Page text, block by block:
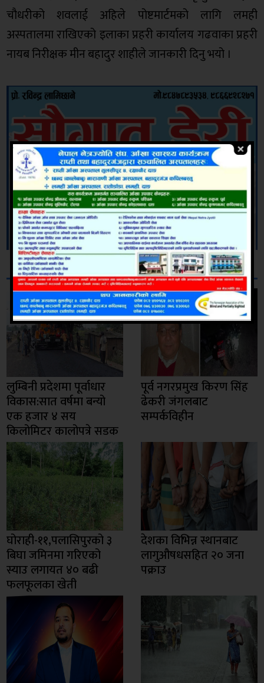
चौधरीको शवलाई अहिले पोष्टमार्टमको लागि लमही
अस्पतालमा राखिएको इलाका प्रहरी कार्यालय गढवाका प्रहरी
नायब निरीक्षक मीन बहादुर शाहीले जानकारी दिनु भयो ।
सम्बन्धित
लुम्बिनी प्रदेशमा पूर्वाधार
विकास:सात वर्षमा बन्यो
एक हजार ४ सय
किलोमिटर कालोपत्रे सडक
पूर्व नगरप्रमुख किरण सिंह
ढेकरी जंगलबाट
सम्पर्कविहीन
घोराही-११,पलासिपुरको ३
बिघा जमिनमा गरिएको
स्याउ लगायत ४० बढी
फलफूलका खेती
देशका विभिन्न स्थानबाट
लागुऔषधसहित २० जना
पक्राउ